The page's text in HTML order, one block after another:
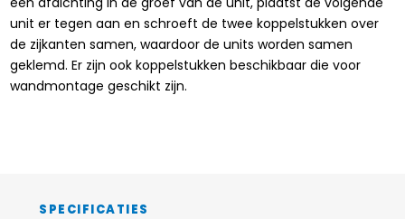
unit er tegen aan en schroeft de twee koppelstukken over
de zijkanten samen, waardoor de units worden samen
geklemd. Er zijn ook koppelstukken beschikbaar die voor
wandmontage geschikt zijn.
SPECIFICATIES